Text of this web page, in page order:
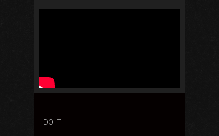
DO IT